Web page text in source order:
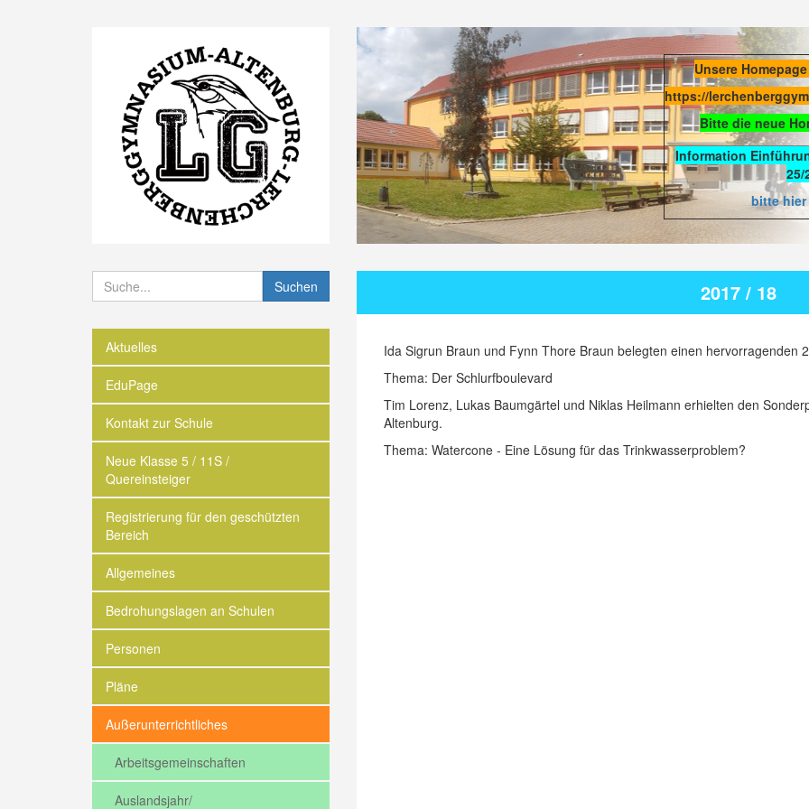
Unsere
https://
Bitte die neue
Information
25/
bitte
Suchen
Aktuelles
EduPage
Kontakt zur Schule
Neue Klasse 5 / 11S /
Quereinsteiger
Registrierung für den geschützten
Bereich
Allgemeines
Bedrohungslagen an Schulen
Personen
Pläne
Außerunterrichtliches
Arbeitsgemeinschaften
Auslandsjahr/
2017 / 18
Ida Sigrun Braun und Fynn Thore Braun belegten einen hervorragenden
Thema: Der Schlurfboulevard
Tim Lorenz, Lukas Baumgärtel und Niklas Heilmann erhielten den
Altenburg.
Thema: Watercone - Eine Lösung für das Trinkwasserproblem?